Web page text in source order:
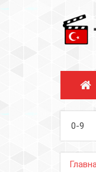
0-9